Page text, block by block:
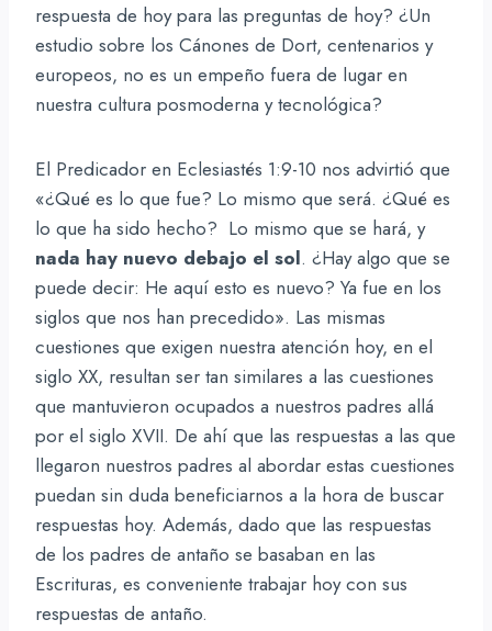
respuesta de hoy para las preguntas de hoy? ¿Un
estudio sobre los Cánones de Dort, centenarios y
europeos, no es un empeño fuera de lugar en
nuestra cultura posmoderna y tecnológica?
El Predicador en Eclesiastés 1:9-10 nos advirtió que
«¿Qué es lo que fue? Lo mismo que será. ¿Qué es
lo que ha sido hecho? Lo mismo que se hará, y
nada hay nuevo debajo el sol. ¿Hay algo que se
puede decir: He aquí esto es nuevo? Ya fue en los
siglos que nos han precedido». Las mismas
cuestiones que exigen nuestra atención hoy, en el
siglo XX, resultan ser tan similares a las cuestiones
que mantuvieron ocupados a nuestros padres allá
por el siglo XVII. De ahí que las respuestas a las que
llegaron nuestros padres al abordar estas cuestiones
puedan sin duda beneficiarnos a la hora de buscar
respuestas hoy. Además, dado que las respuestas
de los padres de antaño se basaban en las
Escrituras, es conveniente trabajar hoy con sus
respuestas de antaño.